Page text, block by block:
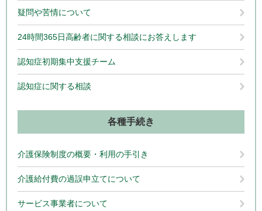
疑問や苦情について
24時間365日高齢者に関する相談にお答えします
認知症初期集中支援チーム
認知症に関する相談
各種手続き
介護保険制度の概要・利用の手引き
介護給付費の過誤申立てについて
サービス事業者について